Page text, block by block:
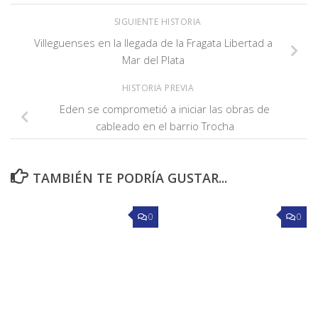
SIGUIENTE HISTORIA
Villeguenses en la llegada de la Fragata Libertad a
Mar del Plata
HISTORIA PREVIA
Eden se comprometió a iniciar las obras de
cableado en el barrio Trocha
TAMBIÉN TE PODRÍA GUSTAR...
0 0